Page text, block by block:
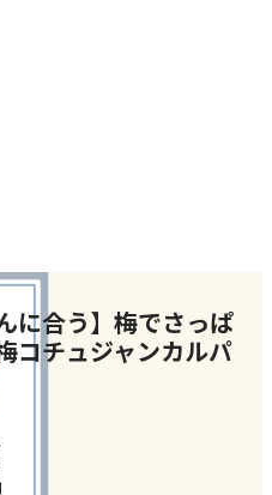
に合う】梅でさっぱ
コチュジャンカルパ